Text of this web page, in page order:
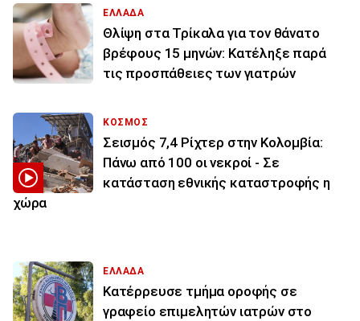
ΕΛΛΑΔΑ
Θλίψη στα Τρίκαλα για τον θάνατο
βρέφους 15 μηνών: Κατέληξε παρά
τις προσπάθειες των γιατρών
ΚΟΣΜΟΣ
Σεισμός 7,4 Ρίχτερ στην Κολομβία:
Πάνω από 100 οι νεκροί - Σε
κατάσταση εθνικής καταστροφής η
χώρα
ΕΛΛΑΔΑ
Κατέρρευσε τμήμα οροφής σε
γραφείο επιμελητών ιατρών στο